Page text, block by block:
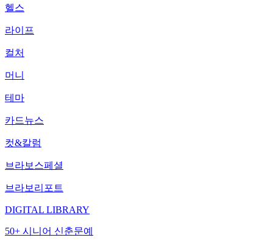
헬스
라이프
컬처
머니
테마
카드뉴스
컷&칼럼
브라보스페셜
브라보리포트
DIGITAL LIBRARY
50+ 시니어 신춘문예